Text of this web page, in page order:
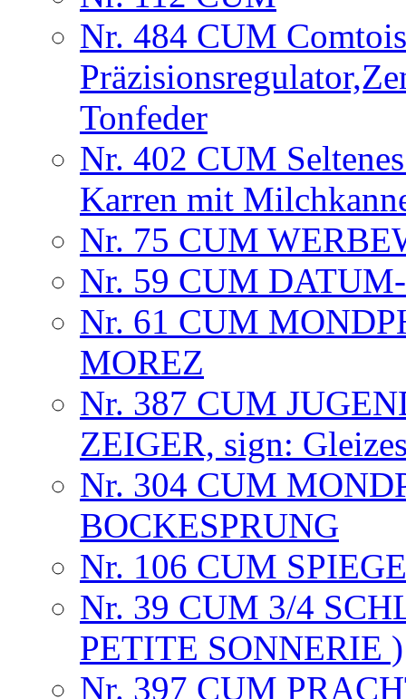
Nr. 484 CUM
Tonfeder
Nr. 402 CUM
Karren mit
Nr. 75 CUM
Nr. 59 CUM
Nr. 61 CUM
MOREZ
Nr. 387 CUM
ZEIGER, sign:
Nr. 304 CUM
BOCKESPRUNG
Nr. 106 CUM
Nr. 39 CUM 3/4
PETITE SONNERIE )
Nr. 397 CUM